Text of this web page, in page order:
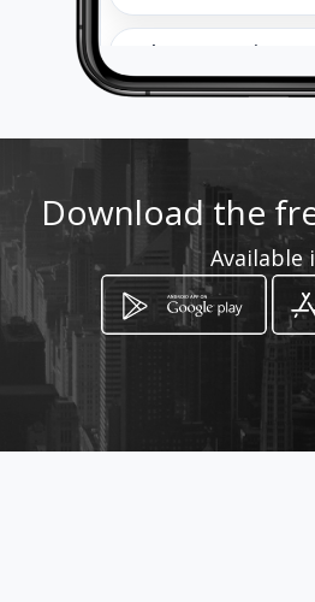
http://
webs.com
Location
How to get
Carrera 8 G Bis # 159
Download the
Available